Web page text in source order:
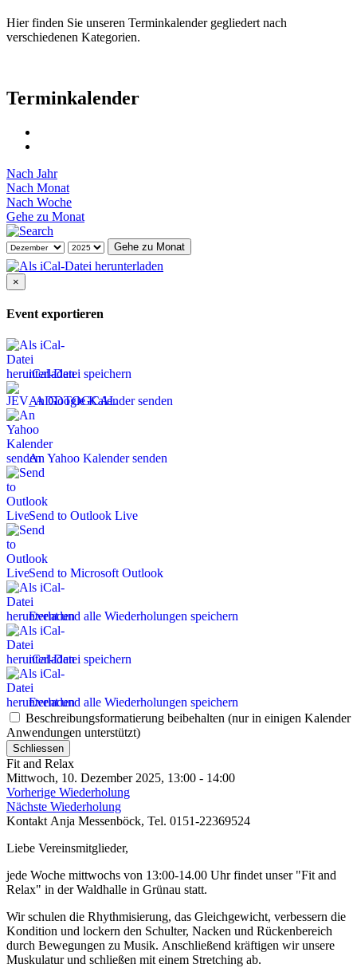
Hier finden Sie unseren Terminkalender gegliedert nach
verschiedenen Kategorien.
Terminkalender
Nach Jahr
Nach Monat
Nach Woche
Gehe zu Monat
Gehe zu Monat
×
Event exportieren
iCal-Datei speichern
An Google Kalender senden
An Yahoo Kalender senden
Send to Outlook Live
Send to Microsoft Outlook
Event und alle Wiederholungen speichern
iCal-Datei speichern
Event und alle Wiederholungen speichern
Beschreibungsformatierung beibehalten (nur in einigen Kalender
Anwendungen unterstützt)
Schliessen
Fit and Relax
Mittwoch, 10. Dezember 2025, 13:00 - 14:00
Vorherige Wiederholung
Nächste Wiederholung
Kontakt Anja Messenböck, Tel. 0151-22369524
Liebe Vereinsmitglieder,
jede Woche mittwochs von 13:00-14.00 Uhr findet unser "Fit and
Relax" in der Waldhalle in Grünau statt.
Wir schulen die Rhythmisierung, das Gleichgewicht, verbessern die
Kondition und lockern den Schulter, Nacken und Rückenbereich
durch Bewegungen zu Musik. Anschließend kräftigen wir unsere
Muskulatur und schließen mit einem Stretching ab.